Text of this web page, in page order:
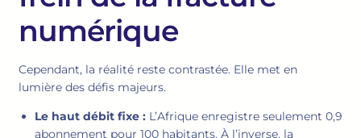
numérique
Cependant, la réalité reste contrastée. Elle met en
lumière des défis majeurs.
Le haut débit fixe : L’Afrique enregistre seulement 0,9
abonnement pour 100 habitants. À l’inverse, la